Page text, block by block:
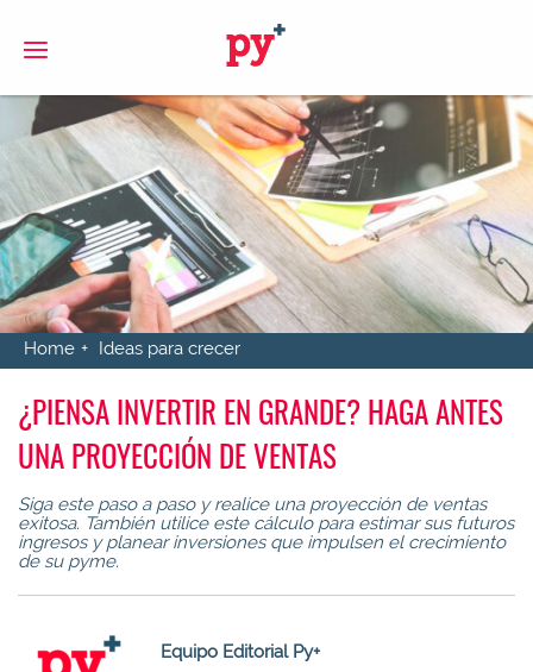
Home Ideas para crecer
¿PIENSA INVERTIR EN GRANDE? HAGA ANTES
UNA PROYECCIÓN DE VENTAS
Siga este paso a paso y realice una proyección de ventas
exitosa. También utilice este cálculo para estimar sus futuros
ingresos y planear inversiones que impulsen el crecimiento
de su pyme.
Equipo Editorial Py+